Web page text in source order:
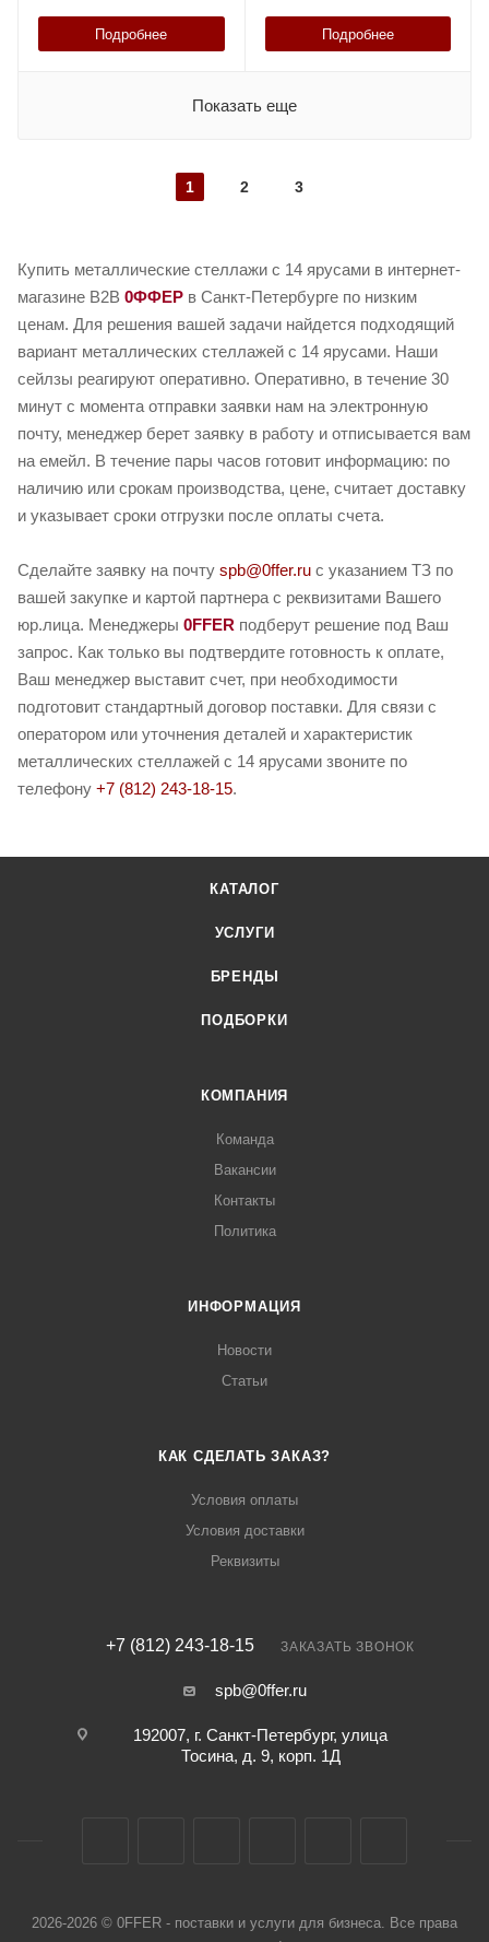
Подробнее Подробнее
Показать еще
1 2 3
Купить металлические стеллажи с 14 ярусами в интернет-
магазине B2B 0ФФЕР в Санкт-Петербурге по низким
ценам. Для решения вашей задачи найдется подходящий
вариант металлических стеллажей с 14 ярусами. Наши
сейлзы реагируют оперативно. Оперативно, в течение 30
минут с момента отправки заявки нам на электронную
почту, менеджер берет заявку в работу и отписывается вам
на емейл. В течение пары часов готовит информацию: по
наличию или срокам производства, цене, считает доставку
и указывает сроки отгрузки после оплаты счета.
Сделайте заявку на почту spb@0ffer.ru с указанием ТЗ по
вашей закупке и картой партнера с реквизитами Вашего
юр.лица. Менеджеры 0FFER подберут решение под Ваш
запрос. Как только вы подтвердите готовность к оплате,
Ваш менеджер выставит счет, при необходимости
подготовит стандартный договор поставки. Для связи с
оператором или уточнения деталей и характеристик
металлических стеллажей с 14 ярусами звоните по
телефону +7 (812) 243-18-15.
КАТАЛОГ
УСЛУГИ
БРЕНДЫ
ПОДБОРКИ
КОМПАНИЯ
Команда
Вакансии
Контакты
Политика
ИНФОРМАЦИЯ
Новости
Статьи
КАК СДЕЛАТЬ ЗАКАЗ?
Условия оплаты
Условия доставки
Реквизиты
+7 (812) 243-18-15 ЗАКАЗАТЬ ЗВОНОК
spb@0ffer.ru
192007, г. Санкт-Петербург, улица
Тосина, д. 9, корп. 1Д
2026-2026 © 0FFER - поставки и услуги для бизнеса. Все права